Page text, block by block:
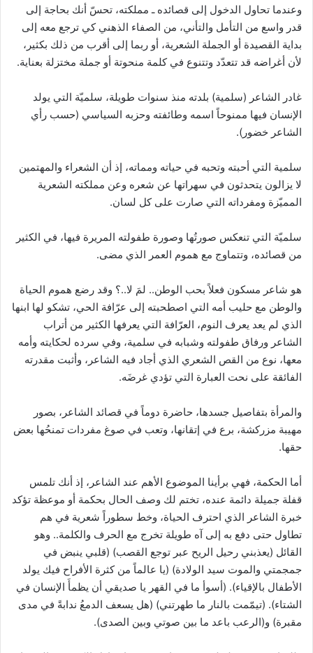
وعندما تحاول الدخول إلى قصائده ـ مملكته، تحسّ أنك بحاجة إلى
قدر واسع من التأمل والتأني، من الصفاء الذهني كي ترجع معه إلى
بداية القصيدة أو الجملة الشعرية، أو ربما إلى أقرب من ذلك بكثير،
لأن أغراضه قد تتعدّد وتتنوع في كلمة منحوتة أو جملة مختزلة بعناية.
غادر الشاعر (سلمية) بلدته منذ سنوات طويلة، سلميّة التي يولد
الإنسان فيها ممنوحاً اسمه وطائفته وحزبه السياسي (حسب رأي
الشاعر خضور).
سلمية التي أحبته وتحبه في حياته ومماته، إذ أن الشعراء والمهتمين
لا يزالون يتحدثون في سهراتها عن شعره وعن مملكته الشعرية
المميّزة ومفرداته التي صارت على كل لسان.
سلميّة التي تنعكس صورتُها وصورة طفولته المريرة فيها، في الكثير
من قصائده، وتتماوج مع هموم العمر الذي مضى.
هو شاعر مسكون فعلاً بحب الوطن.. لمَ لا..؟ وقد رضع هموم الحياة
والوطن مع حليب أمه التي اصطحبته إلى عرّافة الحي، تشكو لها ابنها
الذي لم يعد يعرف النوم، العرّافة التي يعرفها الكثير من أتراب
الشاعر ورفاق طفولته وشبابه في سلمية، وفي سرده لحكايته وأمه
معها، نوع من القص الشعري الذي أجاد فيه الشاعر، وأثبت مقدرته
الفائقة على نحت العبارة التي تؤدي غرضَه.
والمرأة بتفاصيل جسدها، حاضرة دوماً في قصائد الشاعر، بصور
مهيبة مزركشة، برع في إتقانها، وتعب في صوغ مفردات تمنحُها بعض
حقها.
أما الحكمة، فهي برأينا الموضوع الأهم عند الشاعر، إذ أنك تلمس
قفلة جميلة دائمة عنده، تختم لك وصف الحال بحكمة أو موعظة تؤكد
خبرة الشاعر الذي احترف الحياة، وخط سطوراً شعرية في هم
تطاول حتى دفع به إلى آه طويلة تخرج مع الحرف والكلمة.. وهو
القائل (يعذبني رحيل الريح عبر توجع القصب) (قلبي ينبض في
جمجمتي والموت سيد الولادة) (يا عالماً من كثرة الأفراح فيك يولد
الأطفال بالإقياء). (أسوأ ما في القهر يا صديقي أن يظمأَ الإنسان في
الشتاء). (تيمّمت بالنار ما طهرتني) (هل يسعف الدمعُ ندابةً في مدى
مقبرة) و(الرعب باعد ما بين صوتي وبين الصدى).